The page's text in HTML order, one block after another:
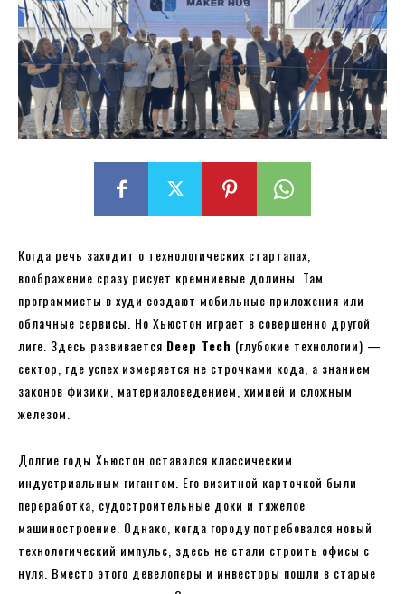
Когда речь заходит о технологических стартапах,
воображение сразу рисует кремниевые долины. Там
программисты в худи создают мобильные приложения или
облачные сервисы. Но Хьюстон играет в совершенно другой
лиге. Здесь развивается Deep Tech (глубокие технологии) —
сектор, где успех измеряется не строчками кода, а знанием
законов физики, материаловедением, химией и сложным
железом.
Долгие годы Хьюстон оставался классическим
индустриальным гигантом. Его визитной карточкой были
переработка, судостроительные доки и тяжелое
машиностроение. Однако, когда городу потребовался новый
технологический импульс, здесь не стали строить офисы с
нуля. Вместо этого девелоперы и инвесторы пошли в старые